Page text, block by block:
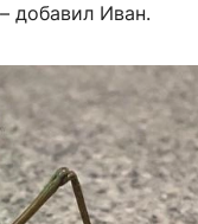
добавил Иван.